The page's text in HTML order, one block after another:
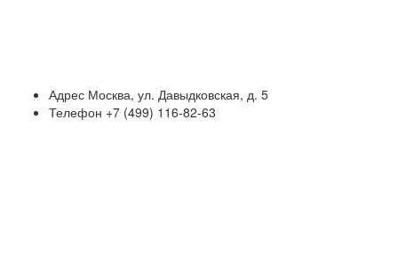
Адрес Москва, ул. Давыдковская, д. 5
Телефон +7 (499) 116-82-63